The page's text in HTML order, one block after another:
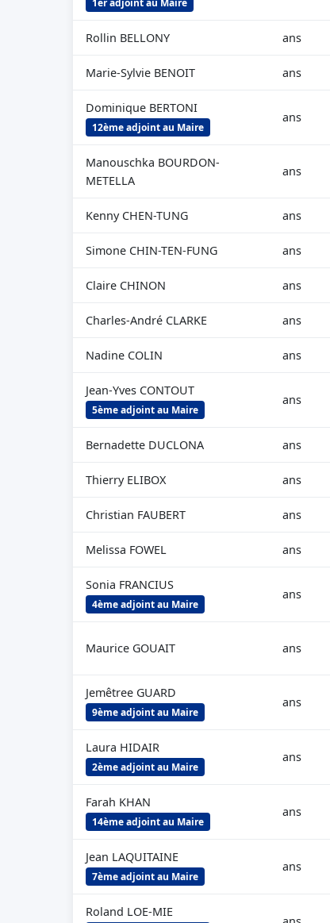
1er adjoint au Maire
Rollin BELLONY ans
Marie-Sylvie BENOIT ans
Dominique BERTONI
12ème adjoint au Maire
ans
Manouschka BOURDON-
METELLA
ans
Kenny CHEN-TUNG ans
Simone CHIN-TEN-FUNG ans
Claire CHINON ans
Charles-André CLARKE ans
Nadine COLIN ans
Jean-Yves CONTOUT
5ème adjoint au Maire
ans
Bernadette DUCLONA ans
Thierry ELIBOX ans
Christian FAUBERT ans
Melissa FOWEL ans
Sonia FRANCIUS
4ème adjoint au Maire
ans
Maurice GOUAIT ans
Jemêtree GUARD
9ème adjoint au Maire
ans
Laura HIDAIR
2ème adjoint au Maire
ans
Farah KHAN
14ème adjoint au Maire
ans
Jean LAQUITAINE
7ème adjoint au Maire
ans
Roland LOE-MIE